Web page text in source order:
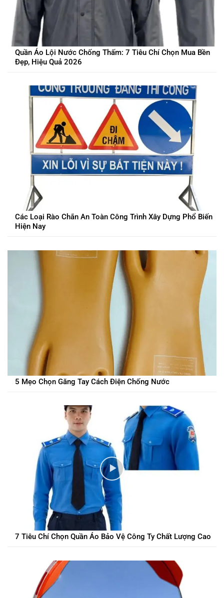
Quần Áo Lội Nước Chống Thấm: 7 Tiêu Chí Chọn Mua Bền
Đẹp, Hiệu Quả 2026
Các Loại Rào Chắn An Toàn Công Trình Xây Dựng Phổ Biến
Hiện Nay
5 Mẹo Chọn Găng Tay Cách Điện Chống Nước
7 Tiêu Chí Chọn Quần Áo Bảo Vệ Công Ty Chất Lượng Cao